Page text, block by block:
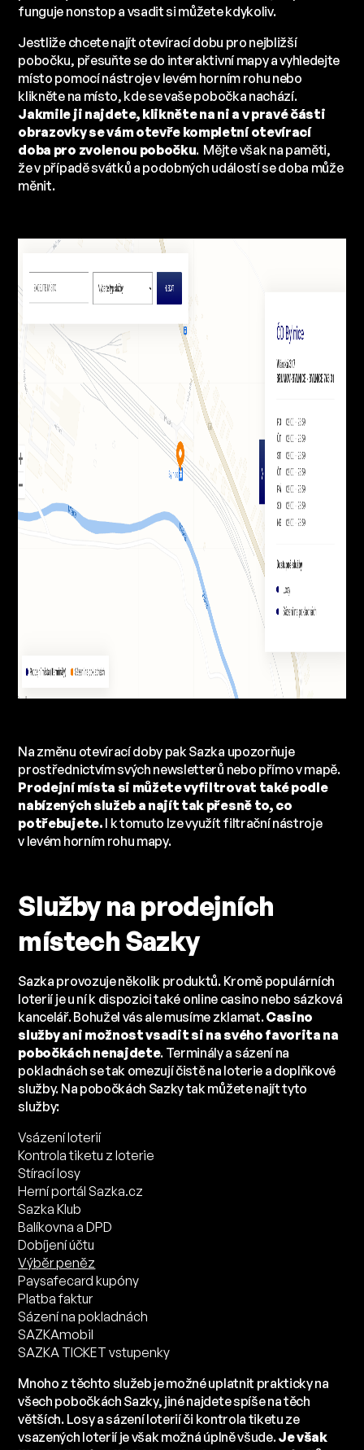
funguje nonstop a vsadit si můžete kdykoliv.
Jestliže chcete najít otevírací dobu pro nejbližší
pobočku, přesuňte se do interaktivní mapy a vyhledejte
místo pomocí nástroje v levém horním rohu nebo
klikněte na místo, kde se vaše pobočka nachází.
Jakmile ji najdete, klikněte na ni a v pravé části
obrazovky se vám otevře kompletní otevírací
doba pro zvolenou pobočku. Mějte však na paměti,
že v případě svátků a podobných událostí se doba může
měnit.
Na změnu otevírací doby pak Sazka upozorňuje
prostřednictvím svých newsletterů nebo přímo v mapě.
Prodejní místa si můžete vyfiltrovat také podle
nabízených služeb a najít tak přesně to, co
potřebujete. I k tomuto lze využít filtrační nástroje
v levém horním rohu mapy.
Služby na prodejních
místech Sazky
Sazka provozuje několik produktů. Kromě populárních
loterií je u ní k dispozici také online casino nebo sázková
kancelář. Bohužel vás ale musíme zklamat.Casino
služby ani možnost vsadit si na svého favorita na
pobočkách nenajdete. Terminály a sázení na
pokladnách se tak omezují čistě na loterie a doplňkové
služby. Na pobočkách Sazky tak můžete najít tyto
služby:
Vsázení loterií
Kontrola tiketu z loterie
Stírací losy
Herní portál Sazka.cz
Sazka Klub
Balíkovna a DPD
Dobíjení účtu
Výběr peněz
Paysafecard kupóny
Platba faktur
Sázení na pokladnách
SAZKAmobil
SAZKA TICKET vstupenky
Mnoho z těchto služeb je možné uplatnit prakticky na
všech pobočkách Sazky, jiné najdete spíše na těch
větších. Losy a sázení loterií či kontrola tiketu ze
vsazených loterií je však možná úplně všude.Je však